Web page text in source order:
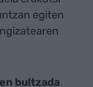
egiten
bultzada